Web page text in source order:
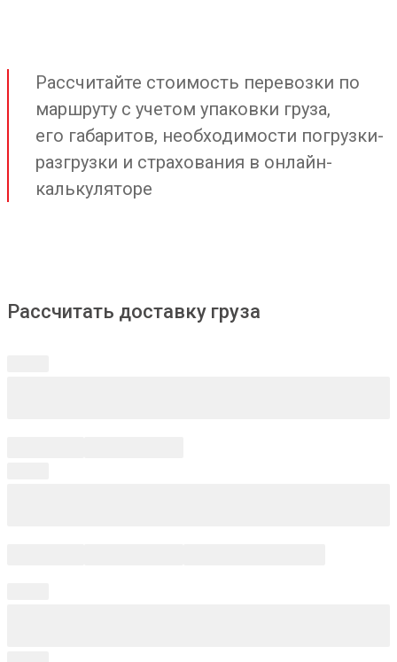
Рассчитайте стоимость перевозки по
маршруту с учетом упаковки груза,
его габаритов, необходимости погрузки-
разгрузки и страхования в онлайн-
калькуляторе
Рассчитать доставку груза